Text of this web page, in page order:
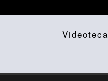
Videoteca